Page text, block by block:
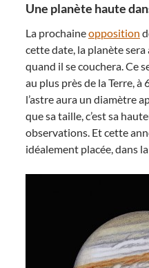
Une planète haute
La prochaineopposition
cette date, la planète sera
quand il se couchera. Ce
au plus près de la Terre,
l’astre aura un diamètre
que sa taille, c’est sa
observations. Et cette
idéalement placée, dans la